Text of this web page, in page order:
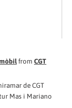
from CGT
de CGT
Mas i Mariano